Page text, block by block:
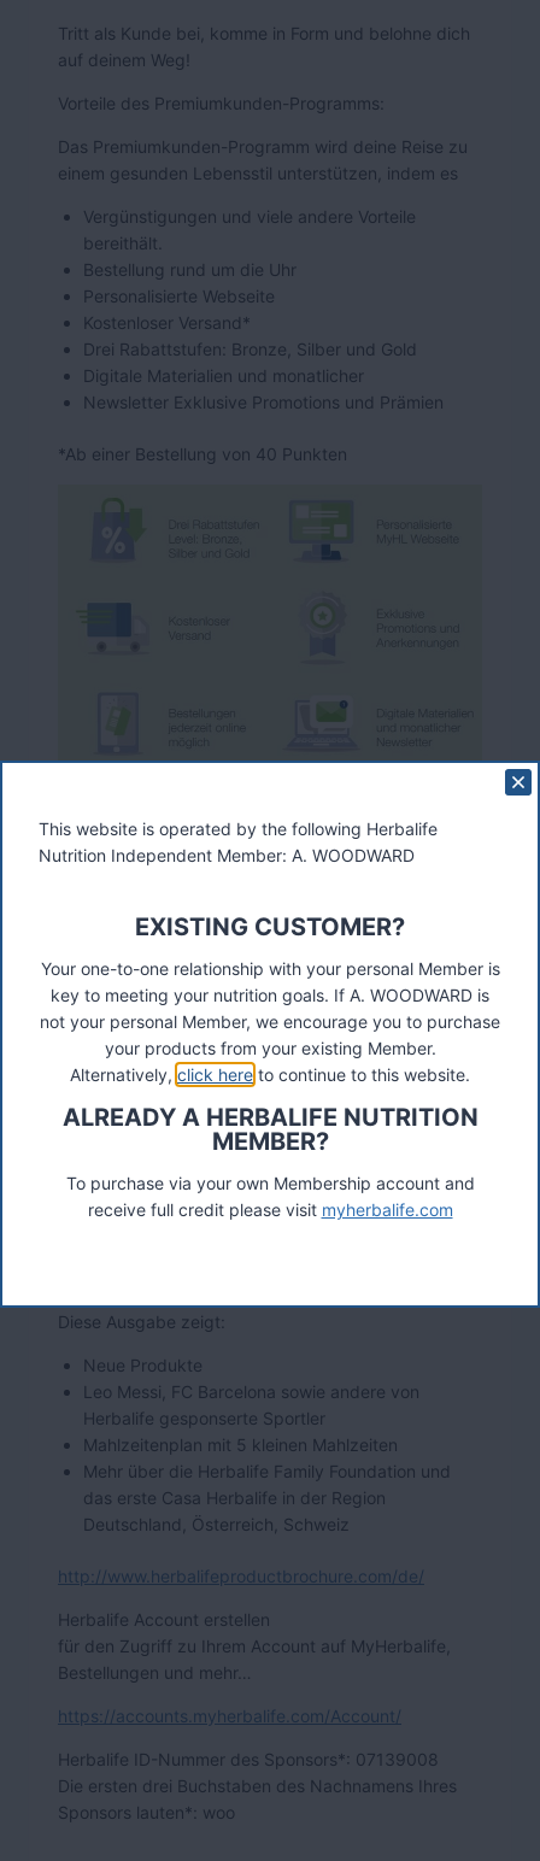
Tritt als Kunde bei, komme in Form und belohne dich
auf deinem Weg!
Vorteile des Premiumkunden-Programms:
Das Premiumkunden-Programm wird deine Reise zu
einem gesunden Lebensstil unterstützen, indem es
Vergünstigungen und viele andere Vorteile
bereithält.
Bestellung rund um die Uhr
Personalisierte Webseite
Kostenloser Versand*
Drei Rabattstufen: Bronze, Silber und Gold
Digitale Materialien und monatlicher
Newsletter Exklusive Promotions und Prämien
*Ab einer Bestellung von 40 Punkten
Herbalife Germany
December 12, 2011
Blättern Sie hier durch die neueste Herbalife
Informationen rund um Herbalife und die Produkte!
Damit Sie Ihre Herbalife-Lösung in Sachen Ernährung
finden können, bieten wir Produkte zur
Gewichtskontrolle, Vitalität & Fitness sowie
Diese Ausgabe zeigt:
Neue Produkte
Leo Messi, FC Barcelona sowie andere von
Herbalife gesponserte Sportler
Mahlzeitenplan mit 5 kleinen Mahlzeiten
Mehr über die Herbalife Family Foundation und
das erste Casa Herbalife in der Region
Deutschland, Österreich, Schweiz
http://www.herbalifeproductbrochure.com/de/
Herbalife Account erstellen
für den Zugriff zu Ihrem Account auf MyHerbalife,
Bestellungen und mehr…
https://accounts.myherbalife.com/Account/
Herbalife ID-Nummer des Sponsors*: 07139008
Die ersten drei Buchstaben des Nachnamens Ihres
Sponsors lauten*: woo
This website is operated by the following Herbalife
Nutrition Independent Member: A. WOODWARD
EXISTING CUSTOMER?
Your one-to-one relationship with your personal Member is
key to meeting your nutrition goals. If A. WOODWARD is
not your personal Member, we encourage you to purchase
your products from your existing Member.
Alternatively, click here to continue to this website.
ALREADY A HERBALIFE NUTRITION
MEMBER?
To purchase via your own Membership account and
receive full credit please visit myherbalife.com